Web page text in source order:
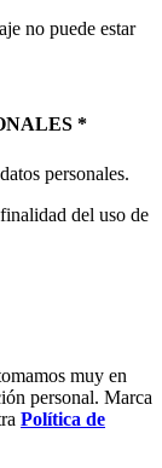
no puede estar
*
personales.
del uso de
muy en
personal. Marca
Política de